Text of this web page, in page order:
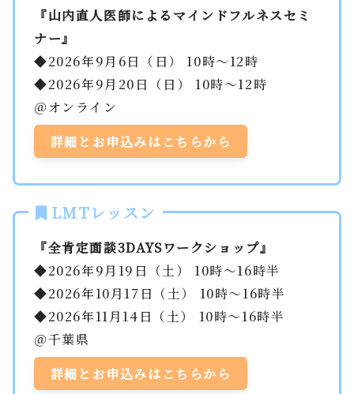
『山内直人医師によるマインドフルネスセミ
ナー』
◆2026年9月6日（日） 10時～12時
◆2026年9月20日（日） 10時～12時
＠オンライン
詳細とお申込みはこちらから
LMTレッスン
『全肯定面談3DAYSワークショップ』
◆2026年9月19日（土） 10時～16時半
◆2026年10月17日（土） 10時～16時半
◆2026年11月14日（土） 10時～16時半
＠千葉県
詳細とお申込みはこちらから